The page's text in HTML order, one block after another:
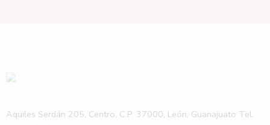
Aquiles Serdán 205, Centro, C.P. 37000, León, Guanajuato Tel.